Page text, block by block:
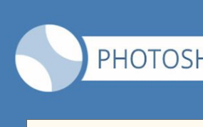
Photoshoplus